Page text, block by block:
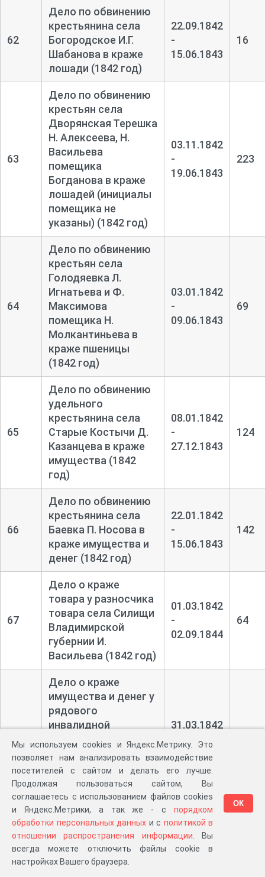
62
Дело по обвинению
крестьянина села
Богородское И.Г.
Шабанова в краже
лошади (1842 год)
22.09.1842
-
15.06.1843
16
63
Дело по обвинению
крестьян села
Дворянская Терешка
Н. Алексеева, Н.
Васильева
помещика
Богданова в краже
лошадей (инициалы
помещика не
указаны) (1842 год)
03.11.1842
-
19.06.1843
223
64
Дело по обвинению
крестьян села
Голодяевка Л.
Игнатьева и Ф.
Максимова
помещика Н.
Молкантиньева в
краже пшеницы
(1842 год)
03.01.1842
-
09.06.1843
69
65
Дело по обвинению
удельного
крестьянина села
Старые Костычи Д.
Казанцева в краже
имущества (1842
год)
08.01.1842
-
27.12.1843
124
66
Дело по обвинению
крестьянина села
Баевка П. Носова в
краже имущества и
денег (1842 год)
22.01.1842
-
15.06.1843
142
67
Дело о краже
товара у разносчика
товара села Силищи
Владимирской
губернии И.
Васильева (1842 год)
01.03.1842
-
02.09.1844
64
68
Дело о краже
имущества и денег у
рядового
инвалидной
команды города
Сызрань В.
Миронова
неизвестными
лицами (1842 год)
31.03.1842
12.10.1842
Дело о краже
имущества у
удельной
крестьянки села
Мы используем cookies и Яндекс.Метрику. Это
позволяет нам анализировать взаимодействие
посетителей с сайтом и делать его лучше.
Продолжая пользоваться сайтом, Вы
соглашаетесь с использованием файлов cookies
и Яндекс.Метрики, а так же - с порядком
обработки персональных данных и с политикой в
отношении распространения информации . Вы
всегда можете отключить файлы cookie в
настройках Вашего браузера.
ОК